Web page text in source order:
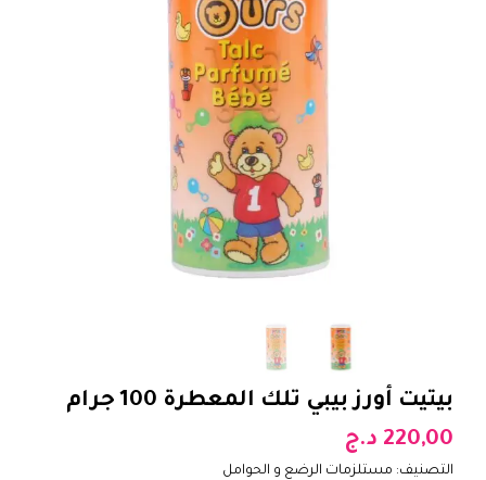
بيتيت أورز بيبي تلك المعطرة 100 جرام
220,00 د.ج
التصنيف: مستلزمات الرضع و الحوامل